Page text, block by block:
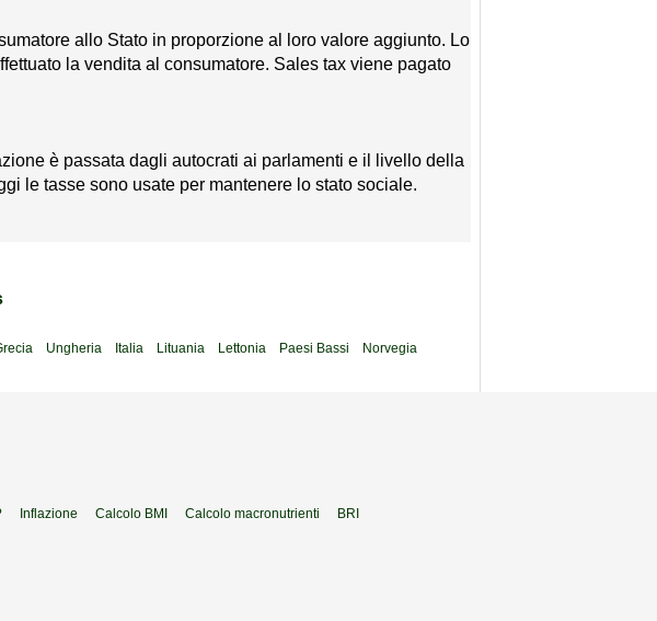
allo Stato in proporzione al loro valore aggiunto. Lo
la vendita al consumatore. Sales tax viene pagato
è passata dagli autocrati ai parlamenti e il livello della
le tasse sono usate per mantenere lo stato sociale.
Ungheria Italia Lituania Lettonia Paesi Bassi
Norvegia
Inflazione Calcolo BMI Calcolo macronutrienti
BRI